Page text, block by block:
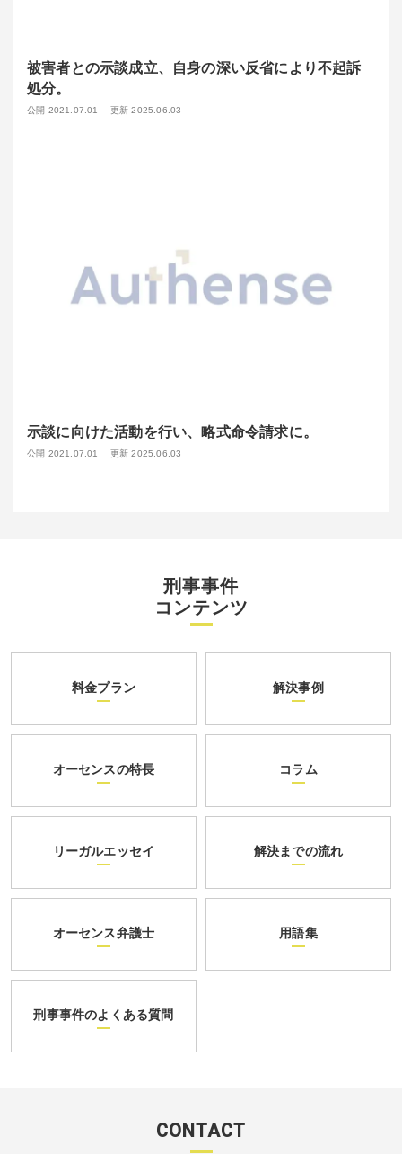
被害者との示談成立、自身の深い反省により不起訴
処分。
公開 2021.07.01 更新 2025.06.03
示談に向けた活動を行い、略式命令請求に。
公開 2021.07.01 更新 2025.06.03
刑事事件
コンテンツ
料金プラン 解決事例
オーセンスの特長 コラム
リーガルエッセイ 解決までの流れ
オーセンス弁護士 用語集
刑事事件のよくある質問
CONTACT